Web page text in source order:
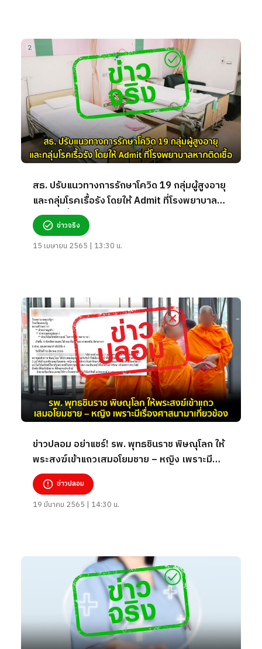
สธ. ปรับแนวทางการรักษาโควิด 19 กลุ่มผู้สูงอายุ
และกลุ่มโรคเรื้อรัง โดยให้ Admit ที่โรงพยาบาล
หากติดเชื้อ จริงหรือ?
ข่าวจริง
15 เมษายน 2565 | 13:30 น.
ข่าวปลอม อย่าแชร์! รพ. พุทธชินราช พิษณุโลก ให้
พระสงฆ์เข้าแถวเสมอโยมชาย – หญิง เพราะมี
เรื่องศาสนามาเกี่ยวข้อง
ข่าวปลอม
19 มีนาคม 2565 | 14:30 น.